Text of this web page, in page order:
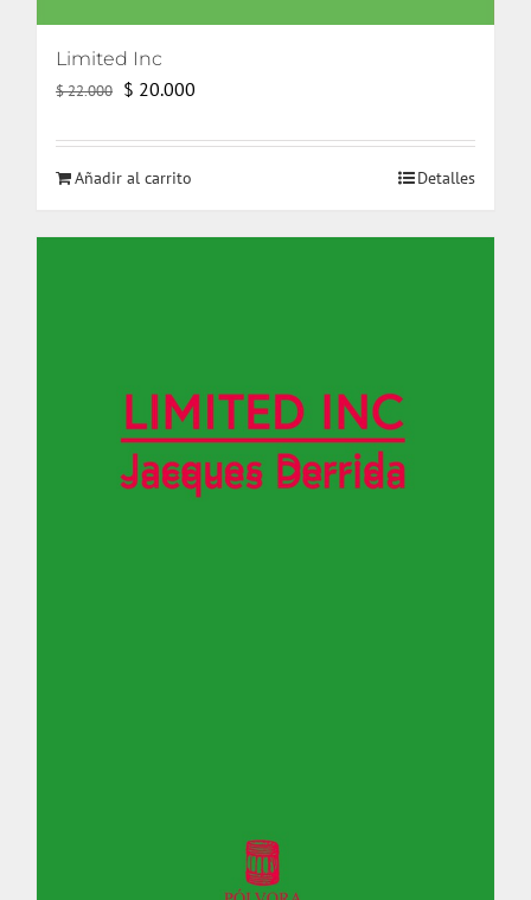
Limited Inc
$22.000 El
original
era:
$ 20.000
actual
Añadir al carrito Detalles